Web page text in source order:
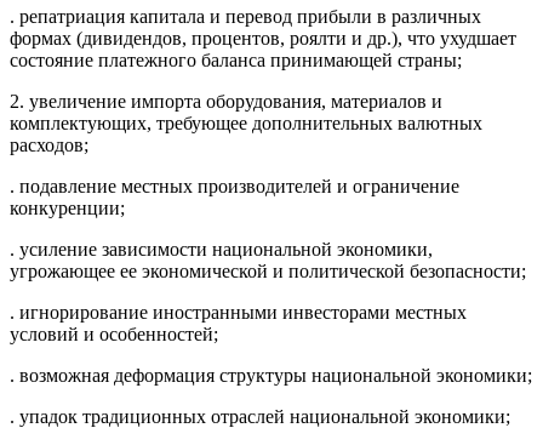
. репатриация капитала и перевод прибыли в различных
формах (дивидендов, процентов, роялти и др.), что ухудшает
состояние платежного баланса принимающей страны;
2. увеличение импорта оборудования, материалов и
комплектующих, требующее дополнительных валютных
расходов;
. подавление местных производителей и ограничение
конкуренции;
. усиление зависимости национальной экономики,
угрожающее ее экономической и политической безопасности;
. игнорирование иностранными инвесторами местных
условий и особенностей;
. возможная деформация структуры национальной экономики;
. упадок традиционных отраслей национальной экономики;